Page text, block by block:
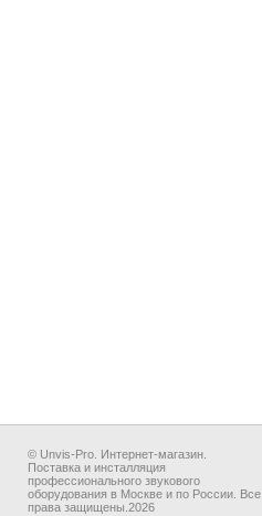
© Unvis-Pro. Интернет-магазин.
Поставка и инсталляция
профессионального звукового
оборудования в Москве и по России. Все
права защищены.2026